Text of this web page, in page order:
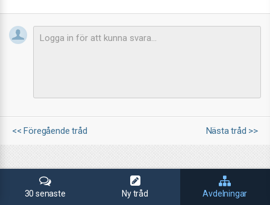
<< Föregående tråd Nästa tråd >>
30 senaste Ny tråd Avdelningar